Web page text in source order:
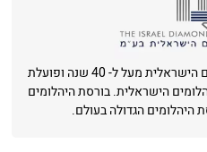
חברת IDC חברה בבורסת היהלומים הישראלית מעל ל- 40 שנה ופועלת
הישראלית. בורסת היהלומים
הגדולה בעולם.